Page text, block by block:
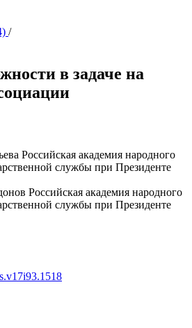
/
в задаче на
Российская академия народного
службы при Президенте
Российская академия народного
службы при Президенте